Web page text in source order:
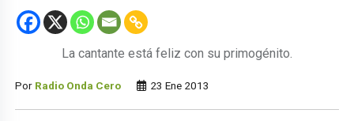
La cantante está feliz con su primogénito.
Por Radio Onda Cero 23 Ene 2013